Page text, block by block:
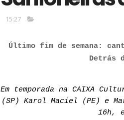
15:27
Último fim de semana:
Detrás
Em temporada na CAIXA
(SP) Karol Maciel (PE) e
16h,